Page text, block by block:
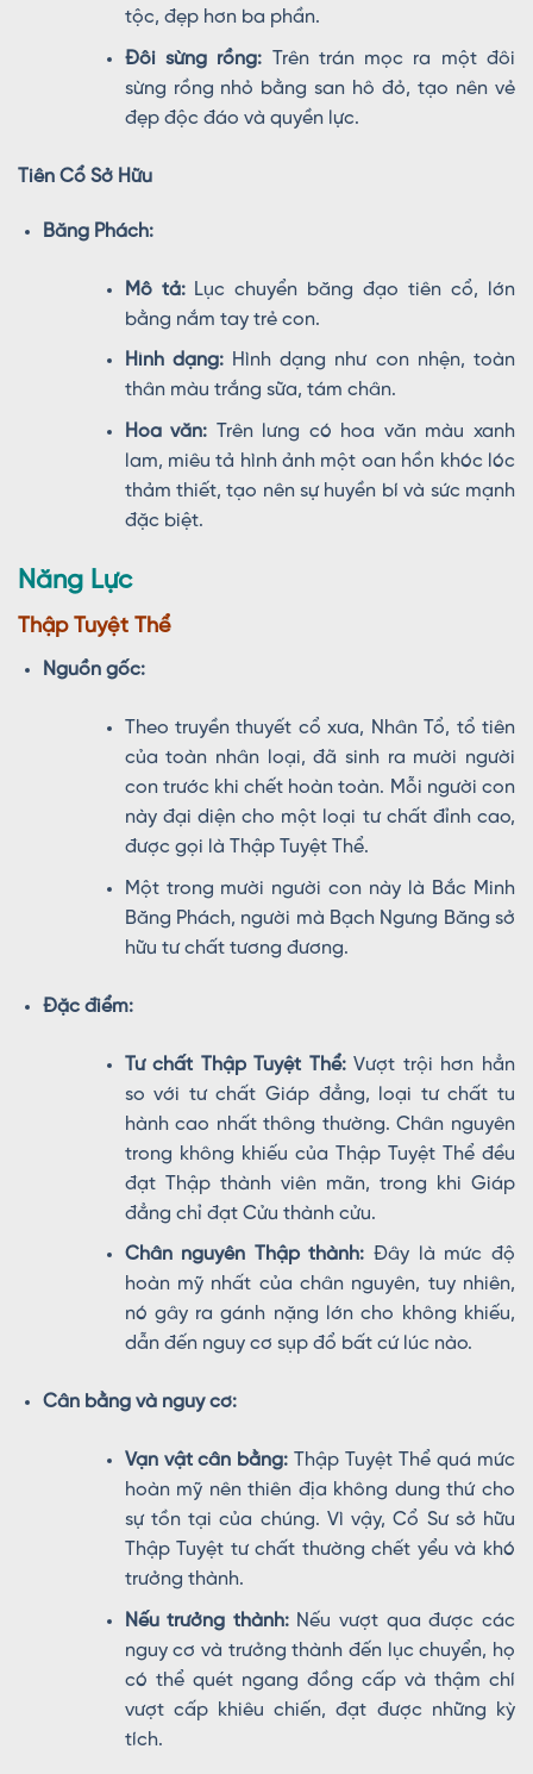
tộc, đẹp hơn ba phần.
Đôi sừng rồng: Trên trán mọc ra một đôi
sừng rồng nhỏ bằng san hô đỏ, tạo nên vẻ
đẹp độc đáo và quyền lực.
Tiên Cổ Sở Hữu
Băng Phách:
Mô tả:Lục chuyển băng đạo tiên cổ, lớn
bằng nắm tay trẻ con.
Hình dạng:Hình dạng như con nhện, toàn
thân màu trắng sữa, tám chân.
Hoa văn: Trên lưng có hoa văn màu xanh
lam, miêu tả hình ảnh một oan hồn khóc lóc
thảm thiết, tạo nên sự huyền bí và sức mạnh
đặc biệt.
Năng Lực
Thập Tuyệt Thể
Nguồn gốc:
Theo truyền thuyết cổ xưa, Nhân Tổ, tổ tiên
của toàn nhân loại, đã sinh ra mười người
con trước khi chết hoàn toàn. Mỗi người con
này đại diện cho một loại tư chất đỉnh cao,
được gọi là Thập Tuyệt Thể.
Một trong mười người con này là Bắc Minh
Băng Phách, người mà Bạch Ngưng Băng sở
hữu tư chất tương đương.
Đặc điểm:
Tư chất Thập Tuyệt Thể:Vượt trội hơn hẳn
so với tư chất Giáp đẳng, loại tư chất tu
hành cao nhất thông thường. Chân nguyên
trong không khiếu của Thập Tuyệt Thể đều
đạt Thập thành viên mãn, trong khi Giáp
đẳng chỉ đạt Cửu thành cửu.
Chân nguyên Thập thành: Đây là mức độ
hoàn mỹ nhất của chân nguyên, tuy nhiên,
nó gây ra gánh nặng lớn cho không khiếu,
dẫn đến nguy cơ sụp đổ bất cứ lúc nào.
Cân bằng và nguy cơ:
Vạn vật cân bằng: Thập Tuyệt Thể quá mức
hoàn mỹ nên thiên địa không dung thứ cho
sự tồn tại của chúng. Vì vậy, Cổ Sư sở hữu
Thập Tuyệt tư chất thường chết yểu và khó
trưởng thành.
Nếu trưởng thành:Nếu vượt qua được các
nguy cơ và trưởng thành đến lục chuyển, họ
có thể quét ngang đồng cấp và thậm chí
vượt cấp khiêu chiến, đạt được những kỳ
tích.